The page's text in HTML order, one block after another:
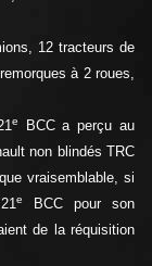
12 tracteurs de
à 2 roues,
e
BCC a perçu au
non blindés TRC
vraisemblable, si
e
BCC pour son
de la réquisition